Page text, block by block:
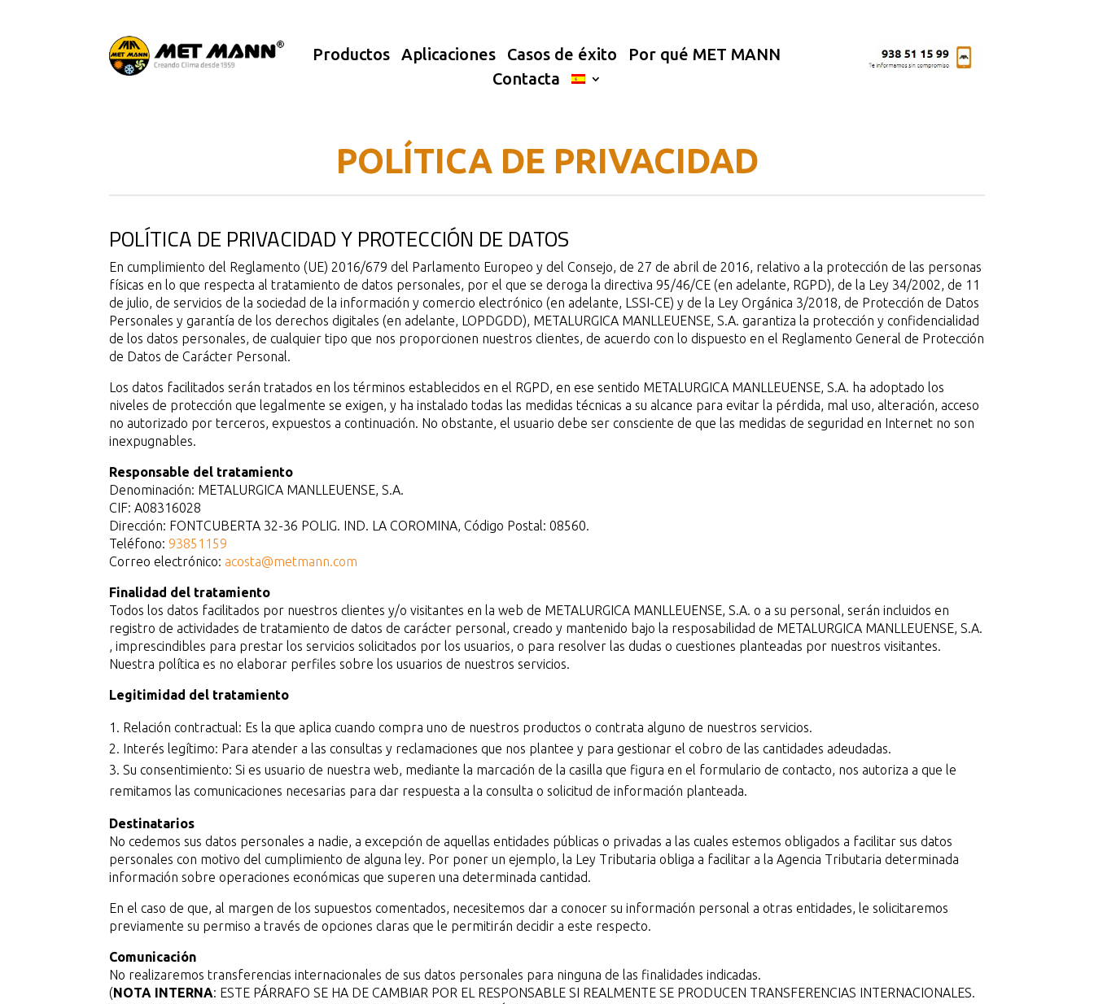
Productos Aplicaciones Casos de éxito
Por qué MET MANN
Contacta
POLÍTICA DE PRIVACIDAD
POLÍTICA DE PRIVACIDAD Y PROTECCIÓN DE DATOS
En cumplimiento del Reglamento (UE) 2016/679 del Parlamento Europeo y del Consejo, de 27 de abril de 2016, relativo a la protección de las personas
físicas en lo que respecta al tratamiento de datos personales, por el que se deroga la directiva 95/46/CE (en adelante, RGPD), de la Ley 34/2002, de 11
de julio, de servicios de la sociedad de la información y comercio electrónico (en adelante, LSSI-CE) y de la Ley Orgánica 3/2018, de Protección de Datos
Personales y garantía de los derechos digitales (en adelante, LOPDGDD), METALURGICA MANLLEUENSE, S.A. garantiza la protección y confidencialidad
de los datos personales, de cualquier tipo que nos proporcionen nuestros clientes, de acuerdo con lo dispuesto en el Reglamento General de Protección
de Datos de Carácter Personal.
Los datos facilitados serán tratados en los términos establecidos en el RGPD, en ese sentido METALURGICA MANLLEUENSE, S.A. ha adoptado los
niveles de protección que legalmente se exigen, y ha instalado todas las medidas técnicas a su alcance para evitar la pérdida, mal uso, alteración, acceso
no autorizado por terceros, expuestos a continuación. No obstante, el usuario debe ser consciente de que las medidas de seguridad en Internet no son
inexpugnables.
Responsable del tratamiento
Denominación: METALURGICA MANLLEUENSE, S.A.
CIF: A08316028
Dirección: FONTCUBERTA 32-36 POLIG. IND. LA COROMINA, Código Postal: 08560.
Teléfono: 93851159
Correo electrónico: acosta@metmann.com
Finalidad del tratamiento
Todos los datos facilitados por nuestros clientes y/o visitantes en la web de METALURGICA MANLLEUENSE, S.A. o a su personal, serán incluidos en
registro de actividades de tratamiento de datos de carácter personal, creado y mantenido bajo la resposabilidad de METALURGICA MANLLEUENSE, S.A.
, imprescindibles para prestar los servicios solicitados por los usuarios, o para resolver las dudas o cuestiones planteadas por nuestros visitantes.
Nuestra política es no elaborar perfiles sobre los usuarios de nuestros servicios.
Legitimidad del tratamiento
Relación contractual: Es la que aplica cuando compra uno de nuestros productos o contrata alguno de nuestros servicios.
Interés legítimo: Para atender a las consultas y reclamaciones que nos plantee y para gestionar el cobro de las cantidades adeudadas.
Su consentimiento: Si es usuario de nuestra web, mediante la marcación de la casilla que figura en el formulario de contacto, nos autoriza a que le
remitamos las comunicaciones necesarias para dar respuesta a la consulta o solicitud de información planteada.
Destinatarios
No cedemos sus datos personales a nadie, a excepción de aquellas entidades públicas o privadas a las cuales estemos obligados a facilitar sus datos
personales con motivo del cumplimiento de alguna ley. Por poner un ejemplo, la Ley Tributaria obliga a facilitar a la Agencia Tributaria determinada
información sobre operaciones económicas que superen una determinada cantidad.
En el caso de que, al margen de los supuestos comentados, necesitemos dar a conocer su información personal a otras entidades, le solicitaremos
previamente su permiso a través de opciones claras que le permitirán decidir a este respecto.
Comunicación
No realizaremos transferencias internacionales de sus datos personales para ninguna de las finalidades indicadas.
(NOTA INTERNA: ESTE PÁRRAFO SE HA DE CAMBIAR POR EL RESPONSABLE SI REALMENTE SE PRODUCEN TRANSFERENCIAS INTERNACIONALES.